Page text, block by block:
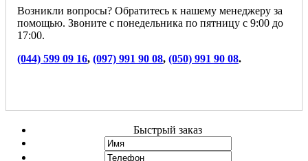
Возникли вопросы? Обратитесь к нашему менеджеру за
помощью. Звоните с понедельника по пятницу с 9:00 до
17:00.
(044) 599 09 16, (097) 991 90 08, (050) 991 90 08.
Быстрый заказ